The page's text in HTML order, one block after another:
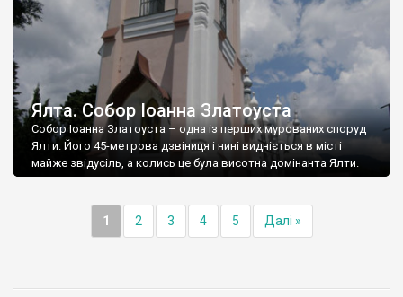
Ялта. Собор Іоанна Златоуста
Собор Іоанна Златоуста – одна із перших мурованих споруд
Ялти. Його 45-метрова дзвіниця і нині видніється в місті
майже звідусіль, а колись це була висотна домінанта Ялти.
1 2 3 4 5 Далі »